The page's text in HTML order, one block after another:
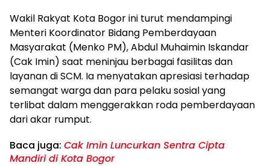
Wakil Rakyat Kota Bogor ini turut mendampingi
Menteri Koordinator Bidang Pemberdayaan
Masyarakat (Menko PM), Abdul Muhaimin Iskandar
(Cak Imin) saat meninjau berbagai fasilitas dan
layanan di SCM. Ia menyatakan apresiasi terhadap
semangat warga dan para pelaku sosial yang
terlibat dalam menggerakkan roda pemberdayaan
dari akar rumput.
Baca juga: Cak Imin Luncurkan Sentra Cipta
Mandiri di Kota Bogor